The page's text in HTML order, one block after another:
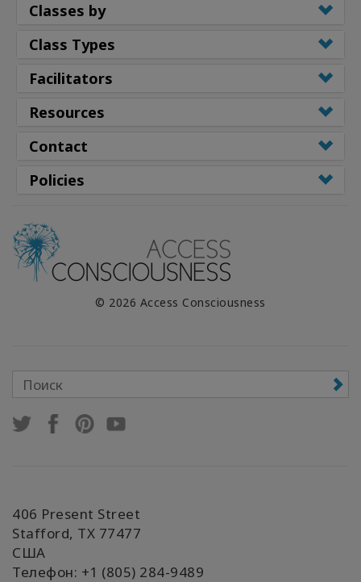
Classes by
Class Types
Facilitators
Resources
Contact
Policies
© 2026 Access Consciousness
406 Present Street
Stafford, TX 77477
США
Телефон: +1 (805) 284-9489